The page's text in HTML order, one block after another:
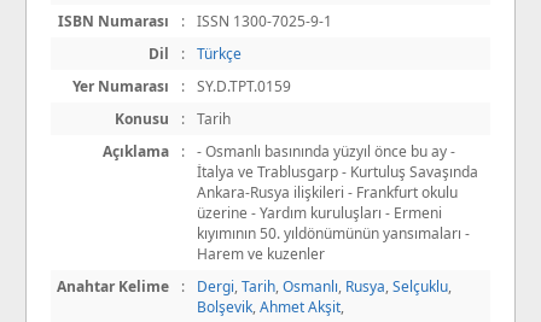
ISBN Numarası
: ISSN 1300-7025-9-1
Dil
: Türkçe
Yer Numarası
: SY.D.TPT.0159
Konusu
: Tarih
Açıklama
: - Osmanlı basınında yüzyıl önce bu ay -
İtalya ve Trablusgarp - Kurtuluş Savaşında
Ankara-Rusya ilişkileri - Frankfurt okulu
üzerine - Yardım kuruluşları - Ermeni
kıyımının 50. yıldönümünün yansımaları -
Harem ve kuzenler
Anahtar Kelime
: Dergi,Tarih,Osmanlı, Rusya,Selçuklu,
Bolşevik,Ahmet Akşit,